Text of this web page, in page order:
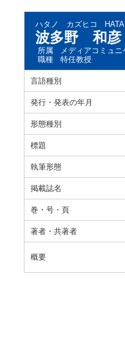
ハタノ カズヒコ
波多野 和彦
所属
メディアコミュ
職種
特任教授
言語種別
発行・発表の年月
形態種別
標題
執筆形態
掲載誌名
巻・号・頁
著者・共著者
概要